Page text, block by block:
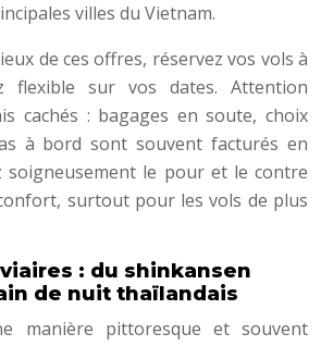
villes du Vietnam.
de ces offres, réservez vos vols à
flexible sur vos dates. Attention
cachés : bagages en soute, choix
à bord sont souvent facturés en
soigneusement le pour et le contre
surtout pour les vols de plus
: du shinkansen
de nuit thaïlandais
manière pittoresque et souvent